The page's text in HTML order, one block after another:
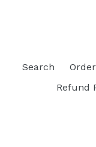
Search
Refund